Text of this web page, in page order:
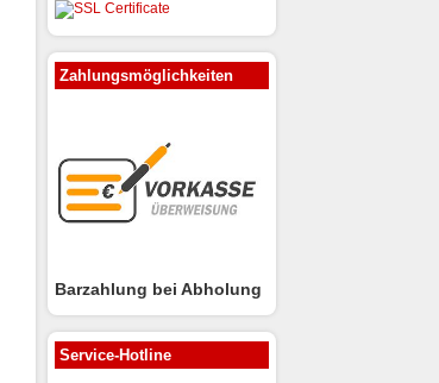
Zahlungsmöglichkeiten
Barzahlung bei Abholung
Service-Hotline